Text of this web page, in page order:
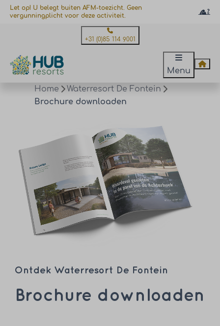
Let op! U belegt buiten AFM-toezicht. Geen
vergunningplicht voor deze activiteit.
+31 (0)85 114 9001
Menu
Home
Waterresort De Fontein
Brochure downloaden
Ontdek Waterresort De Fontein
Brochure downloaden